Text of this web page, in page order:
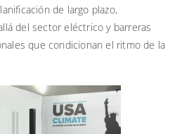
de largo plazo,
del sector eléctrico y barreras
que condicionan el ritmo de la